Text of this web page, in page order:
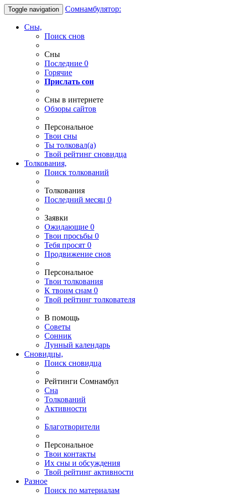
Toggle navigation Сомнамбулятор:
Сны,
Поиск снов
Сны
Последние 0
Горячие
Прислать сон
Сны в интернете
Обзоры сайтов
Персональное
Твои сны
Ты толковал(а)
Твой рейтинг сновидца
Толкования,
Поиск толкований
Толкования
Последний месяц 0
Заявки
Ожидающие 0
Твои просьбы 0
Тебя просят 0
Продвижение снов
Персональное
Твои толкования
К твоим снам 0
Твой рейтинг толкователя
В помощь
Советы
Сонник
Лунный календарь
Сновидцы,
Поиск сновидца
Рейтинги Сомнамбул
Сна
Толкований
Активности
Благотворители
Персональное
Твои контакты
Их сны и обсуждения
Твой рейтинг активности
Разное
Поиск по материалам